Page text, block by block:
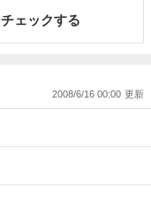
ェックする
2008/6/16 00:00